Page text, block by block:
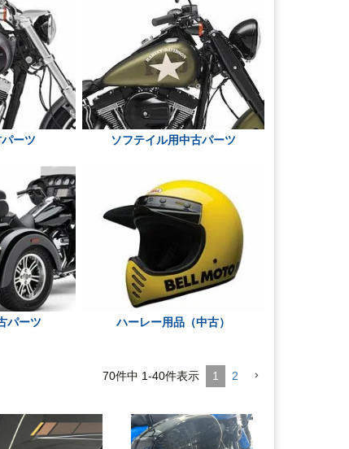
ーツ ソフテイル用中古パーツ
パーツ ハーレー用品（中古）
70件中 1-40件表示 1 2